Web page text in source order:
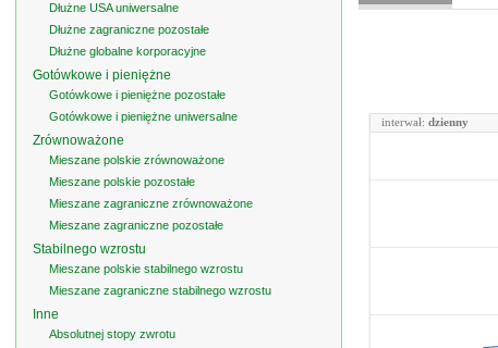
interwał: dzienny
Dłużne USA uniwersalne
Dłużne zagraniczne pozostałe
Dłużne globalne korporacyjne
Gotówkowe i pieniężne
Gotówkowe i pieniężne pozostałe
Gotówkowe i pieniężne uniwersalne
Zrównoważone
Mieszane polskie zrównoważone
Mieszane polskie pozostałe
Mieszane zagraniczne zrównoważone
Mieszane zagraniczne pozostałe
Stabilnego wzrostu
Mieszane polskie stabilnego wzrostu
Mieszane zagraniczne stabilnego wzrostu
Inne
Absolutnej stopy zwrotu